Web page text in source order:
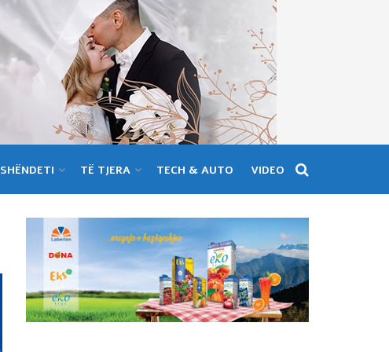
SHËNDETI TË TJERA TECH & AUTO VIDEO